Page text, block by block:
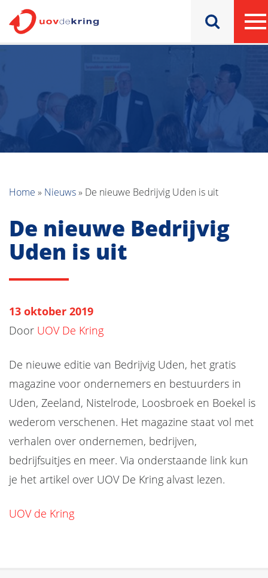
Home » Nieuws» De nieuwe Bedrijvig Uden is uit
De nieuwe Bedrijvig
Uden is uit
13 oktober 2019
Door UOV De Kring
De nieuwe editie van Bedrijvig Uden, het gratis
magazine voor ondernemers en bestuurders in
Uden, Zeeland, Nistelrode, Loosbroek en Boekel is
wederom verschenen. Het magazine staat vol met
verhalen over ondernemen, bedrijven,
bedrijfsuitjes en meer. Via onderstaande link kun
je het artikel over UOV De Kring alvast lezen.
UOV de Kring